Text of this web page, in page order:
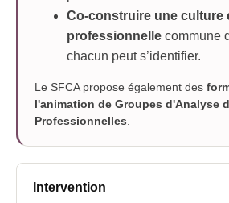
Co-construire une culture
professionnelle commune
chacun peut s’identifier.
Le SFCA propose également des
l'animation de Groupes d'Analyse
Professionnelles
Intervention